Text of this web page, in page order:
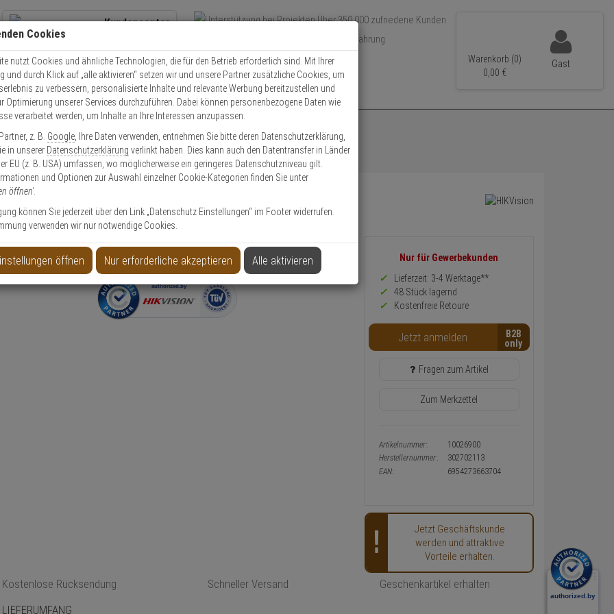
Kundencenter
Kontaktservice nutzen
Mo. - Do.: 8:00 - 16:30 Fr. 8:00 - 14:00 Uhr
Über 350.000 zufriedene Kunden
Über 15 Jahre Erfahrung
Schneller Versand
Warenkorb (0)
0, 00 €
Gast
DS-1227ZJ-DM37 Deckeneinbaukit
Produktinformationen
Zubehörartikel, Deckenbefestigung
Anwendung: Videoüberwachung
Informationen
Preis,
Verfügbakeit
und
oder
Konfigurieren-
Button
Nur für Gewerbekunden
Lieferzeit: 3-4 Werktage**
48 Stück lagernd
Kostenfreie Retoure
Jetzt anmelden B2B
Fragen zum Artikel
Zum Merkzettel
Artikelnummer:
10026900
Herstellernummer:
302702113
EAN:
6954273663704
Jetzt Geschäftskunde
werden und attraktive
Vorteile erhalten.
Kostenlose Rücksendung Schneller Versand
Geschenkartikel erhalten
LIEFERUMFANG
Cookies
nutzt Cookies und ähnliche Technologien, die für den Betrieb erforderlich sind. Mit Ihrer
und durch Klick auf „alle aktivieren“ setzen wir und unsere Partner zusätzliche Cookies, um
zu verbessern, personalisierte Inhalte und relevante Werbung bereitzustellen und
Optimierung unserer Services durchzuführen. Dabei können personenbezogene Daten wie
verarbeitet werden, um Inhalte an Ihre Interessen anzupassen.
z. B. Google , Ihre Daten verwenden, entnehmen Sie bitte deren Datenschutzerklärung,
in unserer Datenschutzerklärung verlinkt haben. Dies kann auch den Datentransfer in Länder
EU (z. B. USA) umfassen, wo möglicherweise ein geringeres Datenschutzniveau gilt.
und Optionen zur Auswahl einzelner Cookie-Kategorien finden Sie unter
öffnen'.
können Sie jederzeit über den Link „Datenschutz Einstellungen“ im Footer widerrufen.
verwenden wir nur notwendige Cookies.
öffnen Nur erforderliche akzeptieren Alle aktivieren